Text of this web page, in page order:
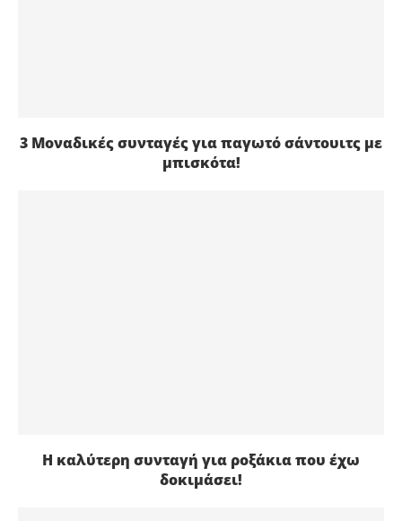
3 Μοναδικές συνταγές για παγωτό σάντουιτς με
μπισκότα!
Η καλύτερη συνταγή για ροξάκια που έχω
δοκιμάσει!